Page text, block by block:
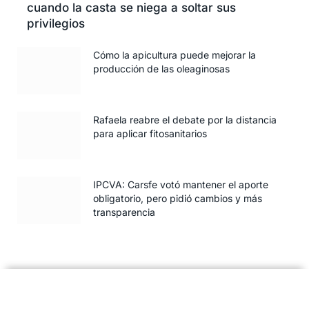
cuando la casta se niega a soltar sus
privilegios
Cómo la apicultura puede mejorar la
producción de las oleaginosas
Rafaela reabre el debate por la distancia
para aplicar fitosanitarios
IPCVA: Carsfe votó mantener el aporte
obligatorio, pero pidió cambios y más
transparencia